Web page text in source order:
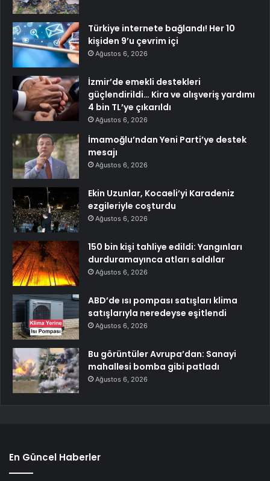
Türkiye internete bağlandı! Her 10
kişiden 9’u çevrim içi
Ağustos 6, 2026
İzmir’de emekli destekleri
güçlendirildi… Kira ve alışveriş yardımı
4 bin TL’ye çıkarıldı
Ağustos 6, 2026
İmamoğlu’ndan Yeni Parti’ye destek
mesajı
Ağustos 6, 2026
Ekin Uzunlar, Kocaeli’yi Karadeniz
ezgileriyle coşturdu
Ağustos 6, 2026
150 bin kişi tahliye edildi: Yangınları
durduramayınca atları saldılar
Ağustos 6, 2026
ABD’de ısı pompası satışları klima
satışlarıyla neredeyse eşitlendi
Ağustos 6, 2026
Bu görüntüler Avrupa’dan: Sanayi
mahallesi bomba gibi patladı
Ağustos 6, 2026
En Güncel Haberler